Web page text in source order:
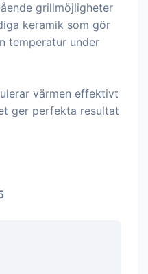
grillmöjligheter
keramik som gör
temperatur under
värmen effektivt
ger perfekta resultat